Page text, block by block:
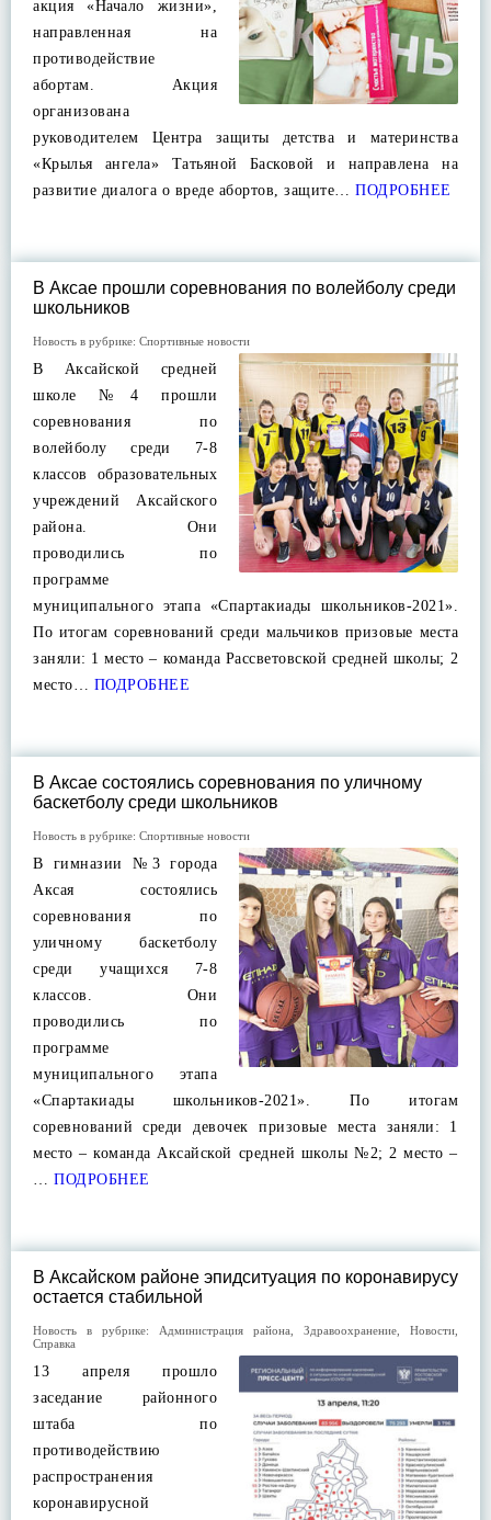
акция «Начало жизни»,
направленная на
противодействие
абортам. Акция
организована
руководителем Центра защиты детства и материнства
«Крылья ангела» Татьяной Басковой и направлена на
развитие диалога о вреде абортов, защите… ПОДРОБНЕЕ
В Аксае прошли соревнования по волейболу среди
школьников
Новость в рубрике: Спортивные новости
В Аксайской средней
школе №4 прошли
соревнования по
волейболу среди 7-8
классов образовательных
учреждений Аксайского
района. Они
проводились по
программе
муниципального этапа «Спартакиады школьников-2021».
По итогам соревнований среди мальчиков призовые места
заняли: 1 место – команда Рассветовской средней школы; 2
место… ПОДРОБНЕЕ
В Аксае состоялись соревнования по уличному
баскетболу среди школьников
Новость в рубрике: Спортивные новости
В гимназии №3 города
Аксая состоялись
соревнования по
уличному баскетболу
среди учащихся 7-8
классов. Они
проводились по
программе
муниципального этапа
«Спартакиады школьников-2021». По итогам
соревнований среди девочек призовые места заняли: 1
место – команда Аксайской средней школы №2; 2 место –
… ПОДРОБНЕЕ
В Аксайском районе эпидситуация по коронавирусу
остается стабильной
Новость в рубрике: Администрация района Здравоохранение Новости
Справка
13 апреля прошло
заседание районного
штаба по
противодействию
распространения
коронавирусной